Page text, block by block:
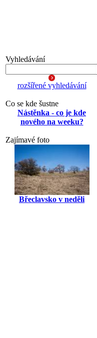
Vyhledávání
rozšířené vyhledávání
Co se kde šustne
Nástěnka - co je kde
nového na weeku?
Zajímavé foto
Břeclavsko v neděli